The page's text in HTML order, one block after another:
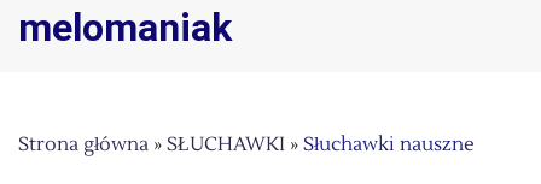
melomaniak
Strona główna » SŁUCHAWKI » Słuchawki nauszne